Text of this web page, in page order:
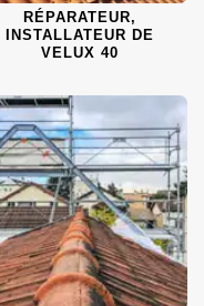
RÉPARATEUR,
INSTALLATEUR DE
VELUX 40